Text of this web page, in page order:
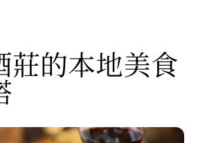
莊的本地美食